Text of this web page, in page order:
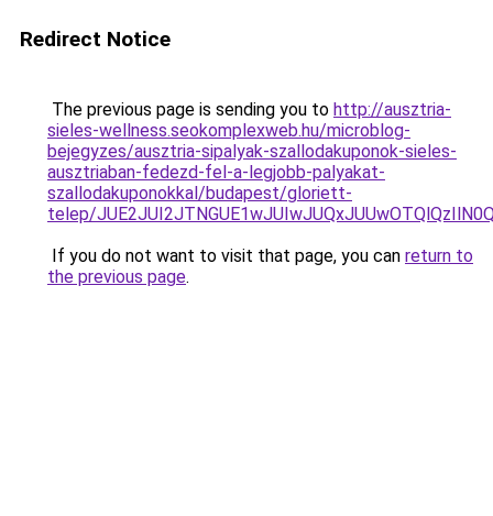
Redirect Notice
The previous page is sending you to http://ausztria-
sieles-wellness.seokomplexweb.hu/microblog-
bejegyzes/ausztria-sipalyak-szallodakuponok-sieles-
ausztriaban-fedezd-fel-a-legjobb-palyakat-
szallodakuponokkal/budapest/gloriett-
telep/
If you do not want to visit that page, you can return to
the previous page.